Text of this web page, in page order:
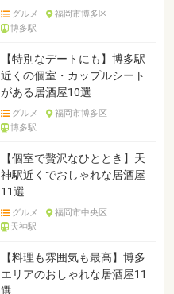
グルメ
福岡市博多区
博多駅
【特別なデートにも】博多駅
近くの個室・カップルシート
がある居酒屋10選
グルメ
福岡市博多区
博多駅
【個室で贅沢なひととき】天
神駅近くでおしゃれな居酒屋
11選
グルメ
福岡市中央区
天神駅
【料理も雰囲気も最高】博多
エリアのおしゃれな居酒屋11
選